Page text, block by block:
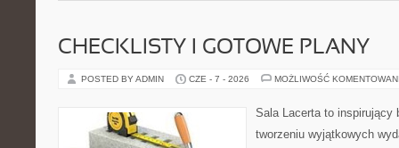
CHECKLISTY I GOTOWE PLANY
POSTED BY ADMIN CZE - 7 - 2026 MOŻLIWOŚĆ
Sala Lacerta to inspirujący
tworzeniu wyjątkowych